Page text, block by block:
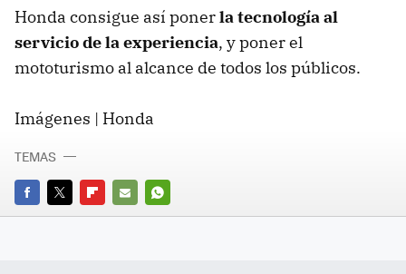
Honda consigue así ponerla tecnología al
servicio de la experiencia, y poner el
mototurismo al alcance de todos los públicos.
Imágenes | Honda
FACEBOOK
TWITTERFLIPBOARD
E-
WHATSAPP
TEMAS